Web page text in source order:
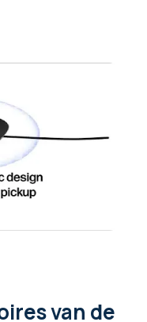
van de